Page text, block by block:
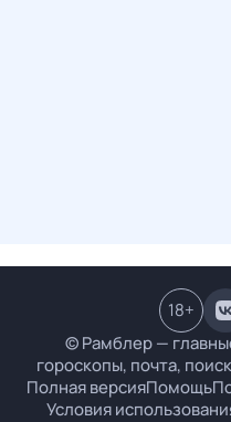
© Рамблер —
гороскопы, почта,
Полная версияПомощь
Условия
18+